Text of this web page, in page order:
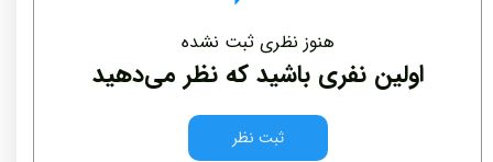
هنوز نظری ثبت نشده
اولین نفری باشید که نظر می‌دهید
ثبت نظر